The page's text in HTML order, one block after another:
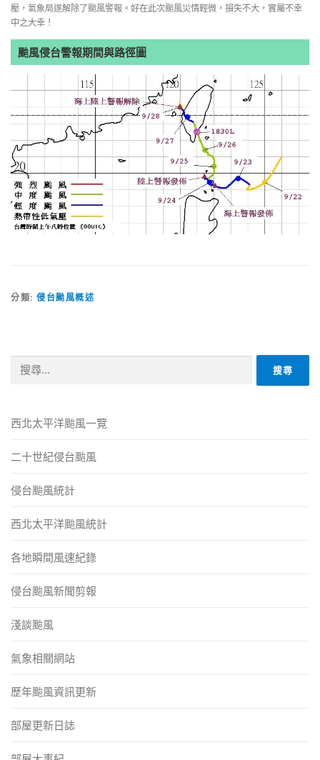
壓，氣象局遂解除了颱風警報。好在此次颱風災情輕微，損失不大，實屬不幸
中之大幸！
颱風侵台警報期間與路徑圖
分類: 侵台颱風概述
字:
西北太平洋颱風一覽
二十世紀侵台颱風
侵台颱風統計
西北太平洋颱風統計
各地瞬間風速紀錄
侵台颱風新聞剪報
淺談颱風
氣象相關網站
歷年颱風資訊更新
部屋更新日誌